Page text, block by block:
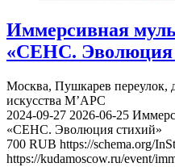
Иммерсивная
«СЕНС. Эволюция
Москва, Пушкарев переулок,
искусства М’АРС
2024-09-27 2026-06-25
«СЕНС. Эволюция стихий»
700 RUB https://schema.org/
https://kudamoscow.ru/event/